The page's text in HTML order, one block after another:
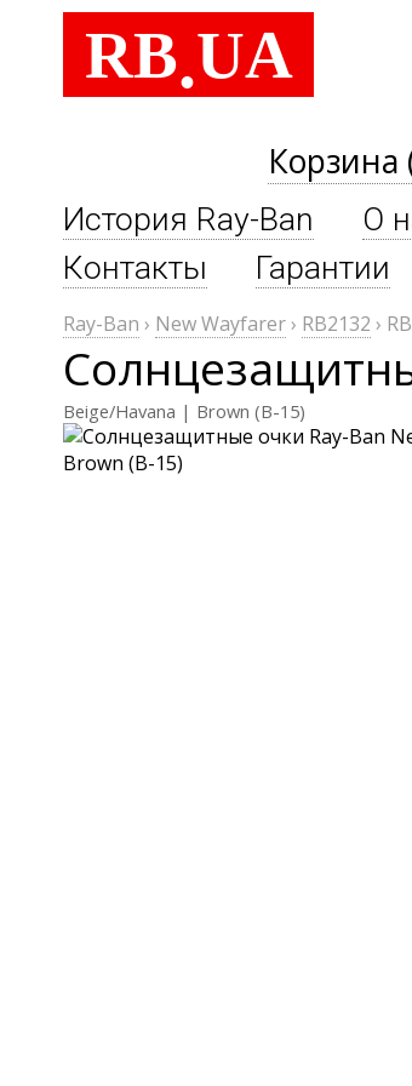
RB.UA
Корзина
История Ray-Ban О
Контакты
Гарантии
Ray-Ban › New Wayfarer› RB2132 ›
Beige/Havana | Brown (B-15)